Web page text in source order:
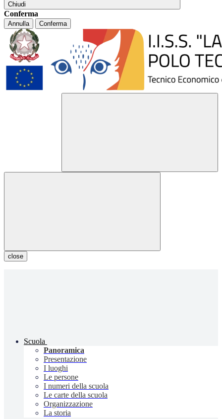
Chiudi
Conferma
Annulla Conferma
close
Scuola
Panoramica
Presentazione
I luoghi
Le persone
I numeri della scuola
Le carte della scuola
Organizzazione
La storia